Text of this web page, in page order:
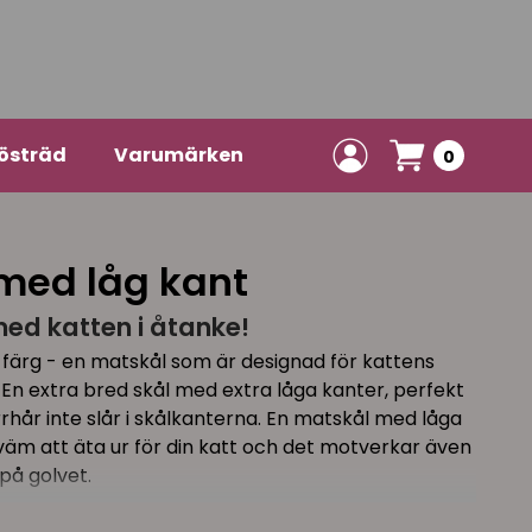
Varumärken 0
låg kant
katten i åtanke!
- en matskål som är designad för kattens
extra bred skål med extra låga kanter, perfekt
inte slår i skålkanterna. En matskål med låga
att äta ur för din katt och det motverkar även
golvet.
en löstagbar innerskål i rostfritt stål är